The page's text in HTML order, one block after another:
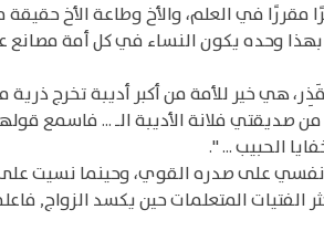
مقررًا في العلم، والأخ وطاعة الأخ
بهذا وحده يكون النساء في كل أمة مصانع
هي خير للأمة من أكبر أديبة تخرج ذرية
صديقتي فلانة الأديبة الـ ... فاسمع
الحبيب ... ".
على صدره القوي، وحينما نسيت
الفتيات المتعلمات حين يكسد الزواج,